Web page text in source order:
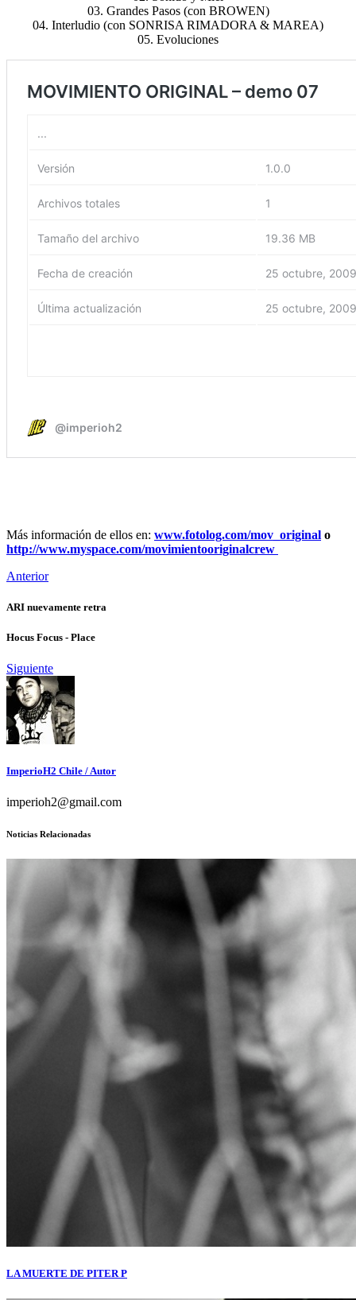
03. Grandes Pasos (con BROWEN)
04. Interludio (con SONRISA RIMADORA & MAREA)
05. Evoluciones
Más información de ellos en: www.fotolog.com/mov_original o
http://www.myspace.com/movimientooriginalcrew
Anterior
ARI nuevamente retra
Hocus Focus - Place
Siguiente
ImperioH2 Chile / Autor
imperioh2@gmail.com
Noticias Relacionadas
LA MUERTE DE PITER P